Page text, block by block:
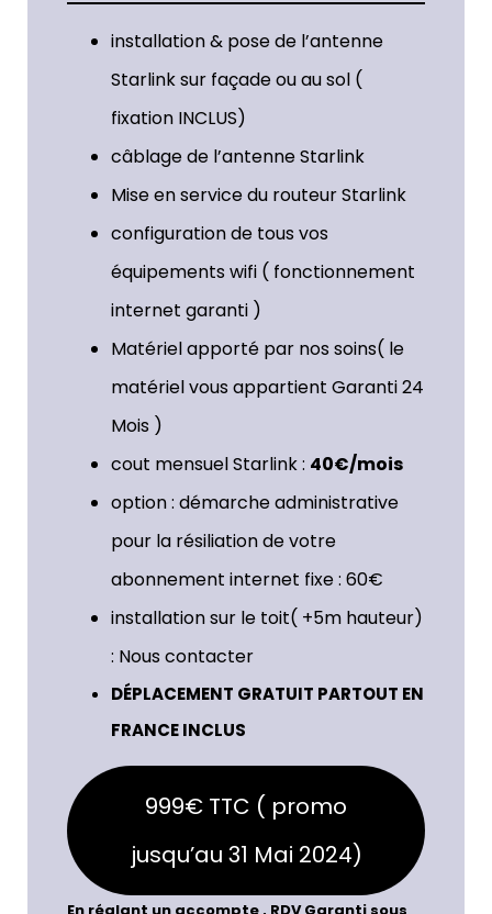
installation & pose de l’antenne
Starlink sur façade ou au sol (
fixation INCLUS)
câblage de l’antenne Starlink
Mise en service du routeur Starlink
configuration de tous vos
équipements wifi ( fonctionnement
internet garanti )
Matériel apporté par nos soins( le
matériel vous appartient Garanti 24
Mois )
cout mensuel Starlink : 40€/mois
option : démarche administrative
pour la résiliation de votre
abonnement internet fixe : 60€
installation sur le toit( +5m hauteur)
: Nous contacter
DÉPLACEMENT GRATUIT PARTOUT EN
FRANCE INCLUS
999€ TTC ( promo
jusqu’au 31 Mai 2024)